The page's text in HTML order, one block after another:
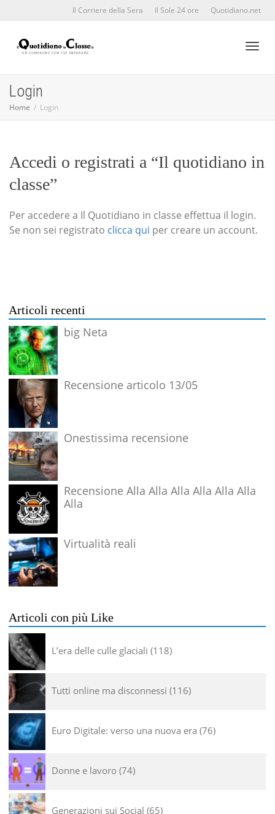
Il Corriere della Sera Il Sole 24 ore Quotidiano.net
Login
Home Login
Accedi o registrati a “Il quotidiano in
classe”
Per accedere a Il Quotidiano in classe effettua il login.
Se non sei registrato clicca qui per creare un account.
Articoli recenti
big Neta
Recensione articolo 13/05
Onestissima recensione
Recensione Alla Alla Alla Alla Alla Alla
Alla
Virtualità reali
Articoli con più Like
L’era delle culle glaciali 118
Tutti online ma disconnessi 116
Euro Digitale: verso una nuova era 76
Donne e lavoro 74
Generazioni sui Social 65